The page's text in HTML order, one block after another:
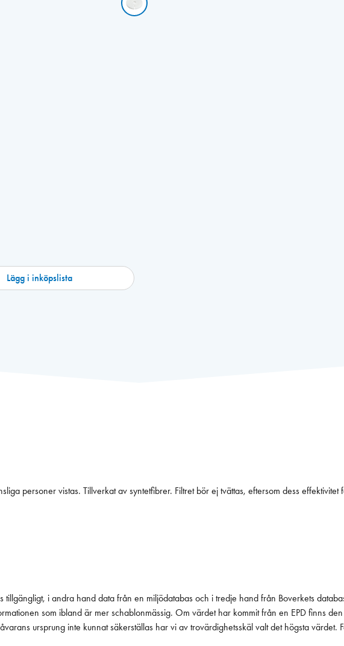
Lägg i inköpslista
tillgängligt, i andra hand data från en miljödatabas och i tredje hand från Boverkets
som ibland är mer schablonmässig. Om värdet har kommit från en EPD finns
ursprung inte kunnat säkerställas har vi av trovärdighetsskäl valt det högsta värdet.
personer vistas. Tillverkat av syntetfibrer. Filtret bör ej tvättas, eftersom dess effektivitet